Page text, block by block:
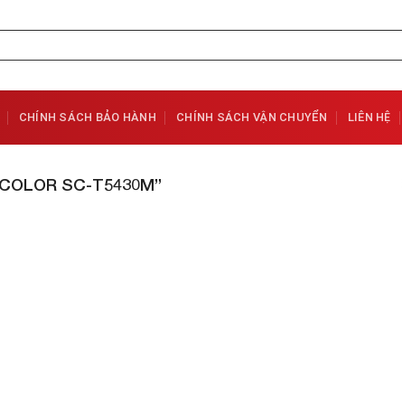
CHÍNH SÁCH BẢO HÀNH CHÍNH SÁCH VẬN CHUYỂN LIÊN HỆ
SC-T5430M”